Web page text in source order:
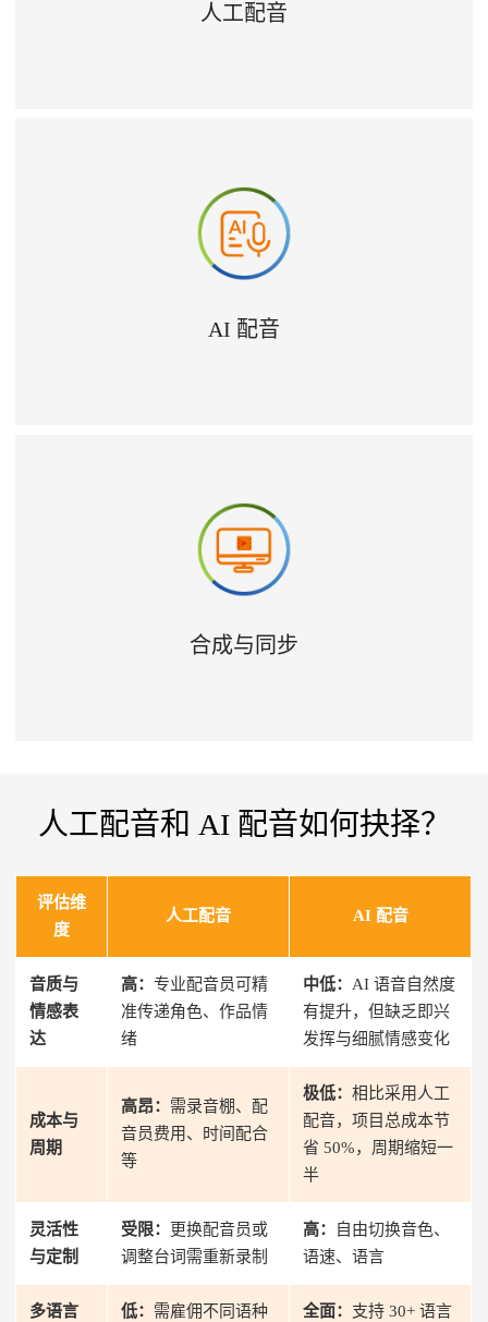
人工配音
AI 配音
合成与同步
人工配音和 AI 配音如何抉择？
评估维
度
人工配音 AI 配音
音质与
情感表
达
高：专业配音员可精
准传递角色、作品情
绪
中低：AI 语音自然度
有提升，但缺乏即兴
发挥与细腻情感变化
成本与
周期
高昂： 需录音棚、配
音员费用、时间配合
等
极低：相比采用人工
配音，项目总成本节
省 50%，周期缩短一
半
灵活性
与定制
受限：
更换配音员或
调整台词需重新录制
高：
自由切换音色、
语速、语言
多语言
低： 需雇佣不同语种
全面： 支持 30+ 语言